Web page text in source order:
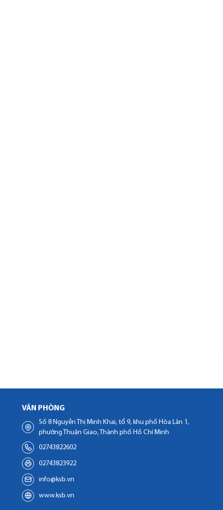
VĂN PHÒNG
Số 8 Nguyễn Thị Minh Khai, tổ 9, khu phố Hòa Lân 1,
phường Thuận Giao, Thành phố Hồ Chí Minh
02743822602
02743823922
info@ksb.vn
www.ksb.vn